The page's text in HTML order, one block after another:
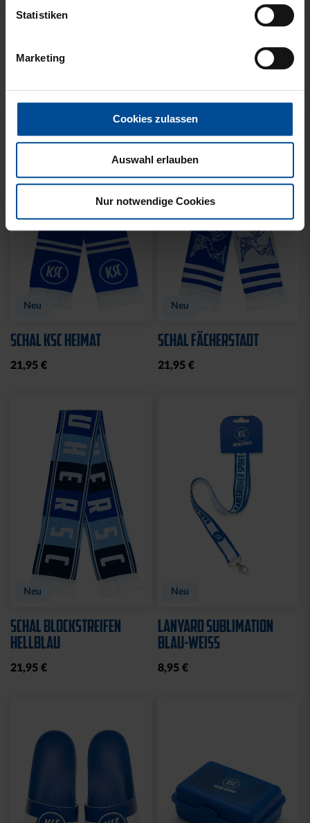
Statistiken
Marketing
Cookies zulassen
Auswahl erlauben
Nur notwendige Cookies
KIDS
Neu
SCHAL KSC HEIMAT
21,95 €
Neu
SCHAL FÄCHERSTADT
21,95 €
Neu
SCHAL BLOCKSTREIFEN
HELLBLAU
21,95 €
Neu
LANYARD SUBLIMATION
BLAU-WEISS
8,95 €